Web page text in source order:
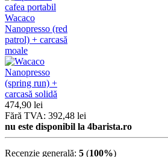
474,90 lei
Fără TVA: 392,48 lei
nu este disponibil la 4barista.ro
Recenzie generală: 5 (100%)